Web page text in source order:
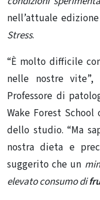
nell’attuale
Stress.
“È molto difficile
nelle nostre vite”,
Professore di
Wake Forest
dello studio. “Ma
nostra dieta e
suggerito che un
elevato consumo di